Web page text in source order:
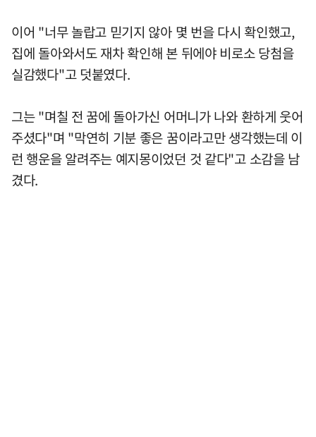
이어 "너무 놀랍고 믿기지 않아 몇 번을 다시 확인했고,
집에 돌아와서도 재차 확인해 본 뒤에야 비로소 당첨을
실감했다"고 덧붙였다.
그는 "며칠 전 꿈에 돌아가신 어머니가 나와 환하게 웃어
주셨다"며 "막연히 기분 좋은 꿈이라고만 생각했는데 이
런 행운을 알려주는 예지몽이었던 것 같다"고 소감을 남
겼다.